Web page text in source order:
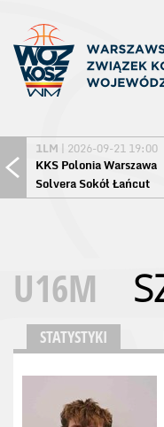
1LM | 2026-09-21 19:00
KKS Polonia Warszawa
Solvera Sokół Łańcut
U16M
STATYSTYKI